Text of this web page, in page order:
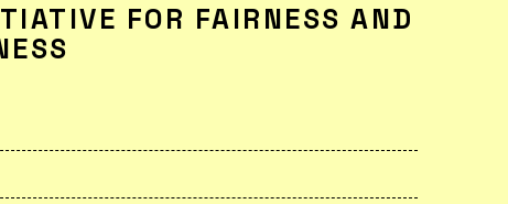
FOR FAIRNESS AND